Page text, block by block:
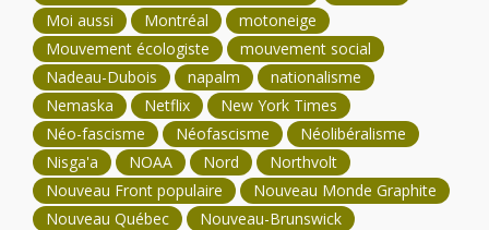
Moi aussi
Montréal
motoneige
Mouvement écologiste
mouvement social
Nadeau-Dubois
napalm
nationalisme
Nemaska
Netflix
New York Times
Néo-fascisme
Néofascisme
Néolibéralisme
Nisga'a
NOAA Nord
Northvolt
Nouveau Front populaire
Nouveau Monde Graphite
Nouveau Québec
Nouveau-Brunswick